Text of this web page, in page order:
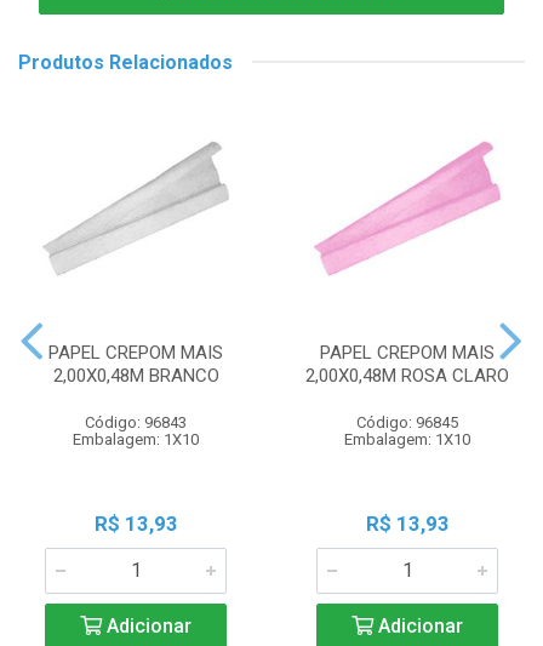
Produtos Relacionados
PAPEL CREPOM MAIS
2,00X0,48M BRANCO
Código: 96843
Embalagem: 1X10
R$ 13,93
Adicionar
PAPEL CREPOM MAIS
2,00X0,48M ROSA CLARO
Código: 96845
Embalagem: 1X10
R$ 13,93
Adicionar